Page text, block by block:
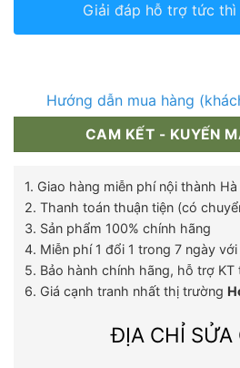
Giải đáp hỗ trợ tức thì
Hướng dẫn mua hàng
CAM KẾT - KUYẾN
1. Giao hàng miễn phí nội thành
2. Thanh toán thuận tiện (có
3. Sản phẩm 100% chính hãng
4. Miễn phí 1 đổi 1 trong 7 ngày
5. Bảo hành chính hãng, hỗ trợ KT
6. Giá cạnh tranh nhất thị trường
ĐỊA CHỈ SỬA